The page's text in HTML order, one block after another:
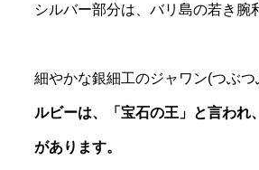
シルバー部分は、バリ島の若き腕
細やかな銀細工のジャワン(つぶ
ルビーは、「宝石の王」と言われ
があります。